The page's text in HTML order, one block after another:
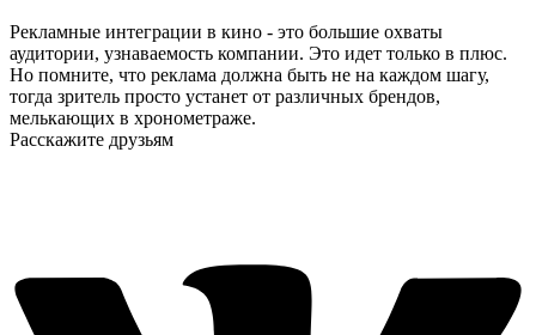
Рекламные интеграции в кино - это большие охваты
аудитории, узнаваемость компании. Это идет только в плюс.
Но помните, что реклама должна быть не на каждом шагу,
тогда зритель просто устанет от различных брендов,
мелькающих в хронометраже.
Расскажите друзьям